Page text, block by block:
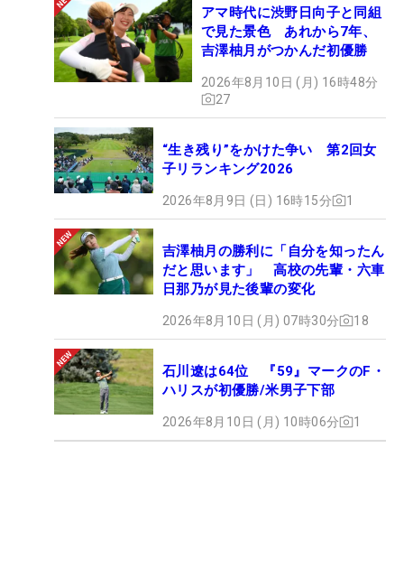
アマ時代に渋野日向子と同組
で見た景色 あれから7年、
吉澤柚月がつかんだ初優勝
2026年8月10日 (月) 16時48分
27
“生き残り”をかけた争い 第2回女
子リランキング2026
2026年8月9日 (日) 16時15分 1
吉澤柚月の勝利に「自分を知ったん
だと思います」 高校の先輩・六車
日那乃が見た後輩の変化
2026年8月10日 (月) 07時30分 18
石川遼は64位 『59』マークのF・
ハリスが初優勝/米男子下部
2026年8月10日 (月) 10時06分 1